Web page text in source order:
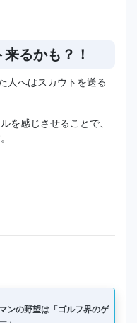
るかも？！
人へはスカウトを送る
を感じさせることで、
ンの野望は「ゴルフ界のゲ